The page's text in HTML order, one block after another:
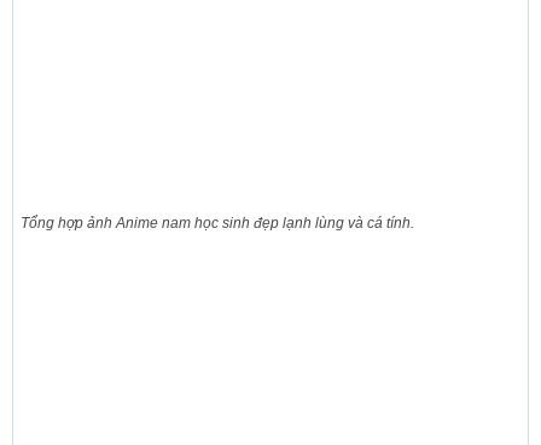
Tổng hợp ảnh Anime nam học sinh đẹp lạnh lùng và cá tính.